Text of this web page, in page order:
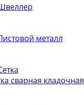
металл
сварная кладочная